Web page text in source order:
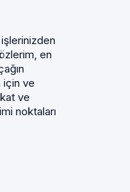
en
için ve
ve
noktaları